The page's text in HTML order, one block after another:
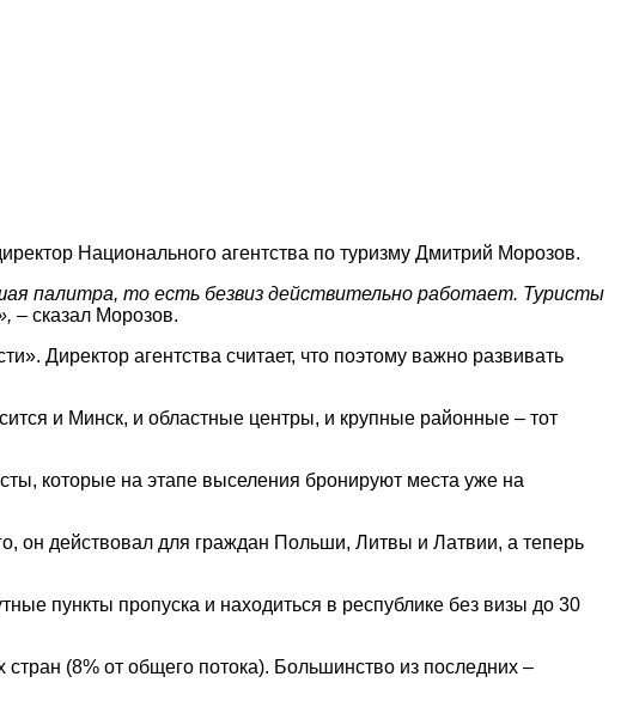
Национального агентства по туризму Дмитрий Морозов.
палитра, то есть безвиз действительно работает. Туристы
– сказал Морозов.
Директор агентства считает, что поэтому важно развивать
и Минск, и областные центры, и крупные районные – тот
которые на этапе выселения бронируют места уже на
он действовал для граждан Польши, Литвы и Латвии, а теперь
пункты пропуска и находиться в республике без визы до 30
(8% от общего потока). Большинство из последних –